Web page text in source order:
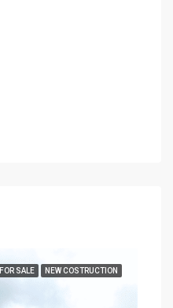
FOR SALE NEW COSTRUCTION